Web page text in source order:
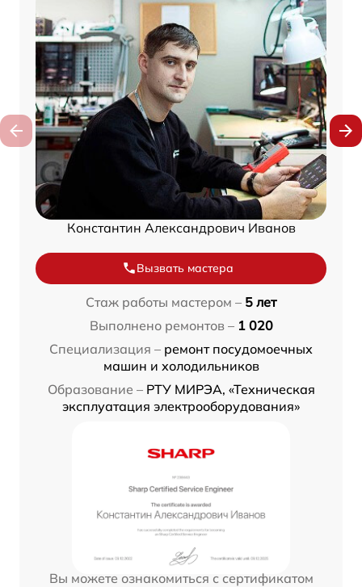
Константин Александрович Иванов
Вызвать мастера
Стаж работы мастером – 5 лет
Выполнено ремонтов – 1 020
Специализация – ремонт посудомоечных
машин и холодильников
Образование – РТУ МИРЭА, «Техническая
эксплуатация электрооборудования»
Вы можете ознакомиться с сертификатом